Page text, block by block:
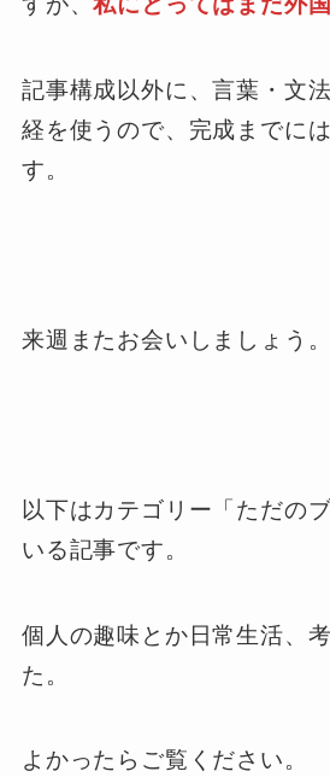
記事構成以外に、言葉・文
経を使うので、完成までに
す。
来週またお会いしましょう。
以下はカテゴリー「ただの
いる記事です。
個人の趣味とか日常生活、
た。
よかったらご覧ください。